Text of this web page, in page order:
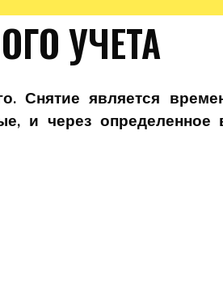
УЧЕТА
Снятие является
и через определенное